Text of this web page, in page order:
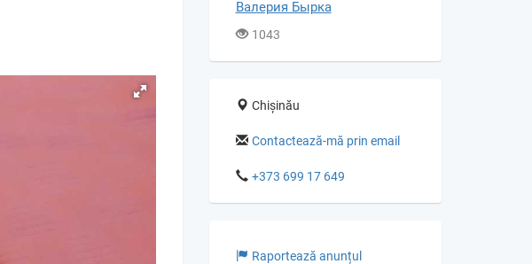
Валерия Бырка
1043
Chișinău
Contactează-mă prin email
+373 699 17 649
Raportează anunțul